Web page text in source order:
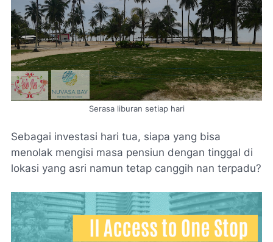
Serasa liburan setiap hari
Sebagai investasi hari tua, siapa yang bisa
menolak mengisi masa pensiun dengan tinggal di
lokasi yang asri namun tetap canggih nan terpadu?